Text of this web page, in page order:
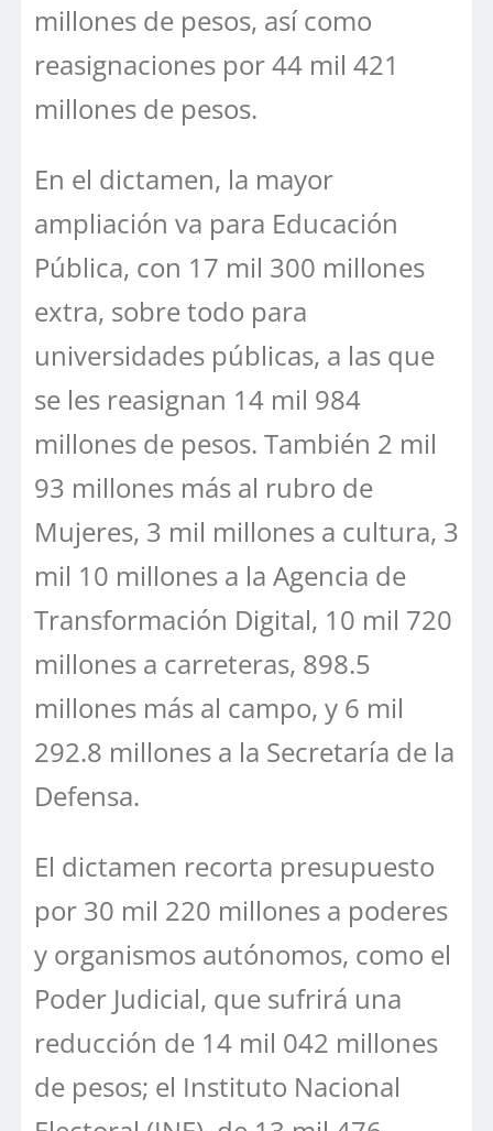
millones de pesos, así como
reasignaciones por 44 mil 421
millones de pesos.
En el dictamen, la mayor
ampliación va para Educación
Pública, con 17 mil 300 millones
extra, sobre todo para
universidades públicas, a las que
se les reasignan 14 mil 984
millones de pesos. También 2 mil
93 millones más al rubro de
Mujeres, 3 mil millones a cultura, 3
mil 10 millones a la Agencia de
Transformación Digital, 10 mil 720
millones a carreteras, 898.5
millones más al campo, y 6 mil
292.8 millones a la Secretaría de la
Defensa.
El dictamen recorta presupuesto
por 30 mil 220 millones a poderes
y organismos autónomos, como el
Poder Judicial, que sufrirá una
reducción de 14 mil 042 millones
de pesos; el Instituto Nacional